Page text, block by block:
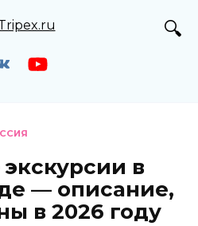
в
— описание,
в 2026 году